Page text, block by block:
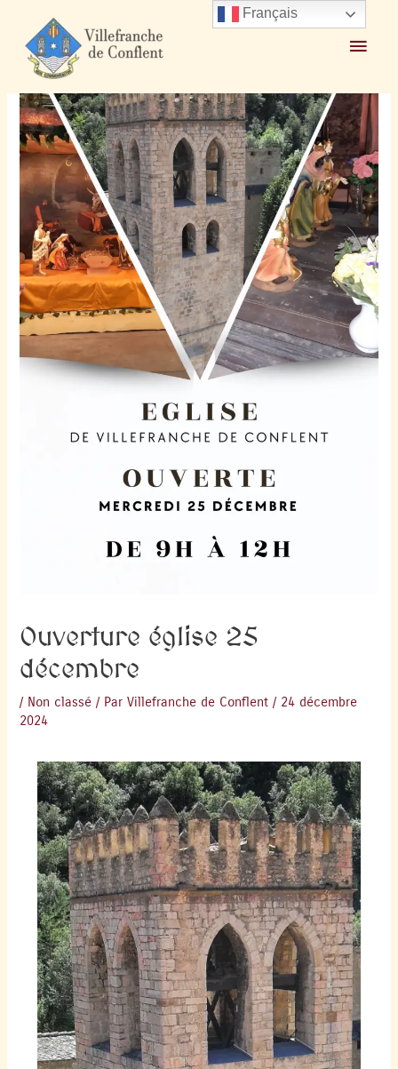
Accueil 2024 décembre
Ouverture église 25 décembre
Ouverture église 25
décembre
/ Non classé / ParVillefranche de Conflent / 24 décembre
2024
Français